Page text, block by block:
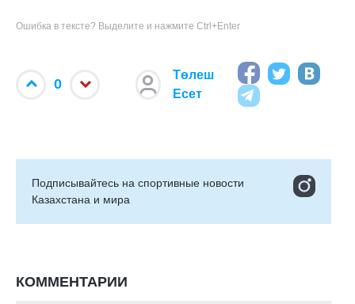
Ошибка в тексте? Выделите и нажмите Ctrl+Enter
0
Төлеш
Есет
Подписывайтесь на cпортивные новости
Казахстана и мира
КОММЕНТАРИИ